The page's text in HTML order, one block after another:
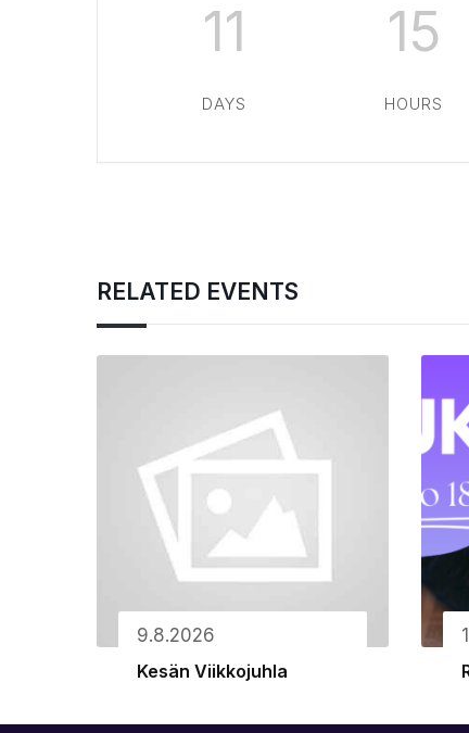
11
DAYS
15
HOURS
RELATED EVENTS
9.8.2026
Kesän Viikkojuhla